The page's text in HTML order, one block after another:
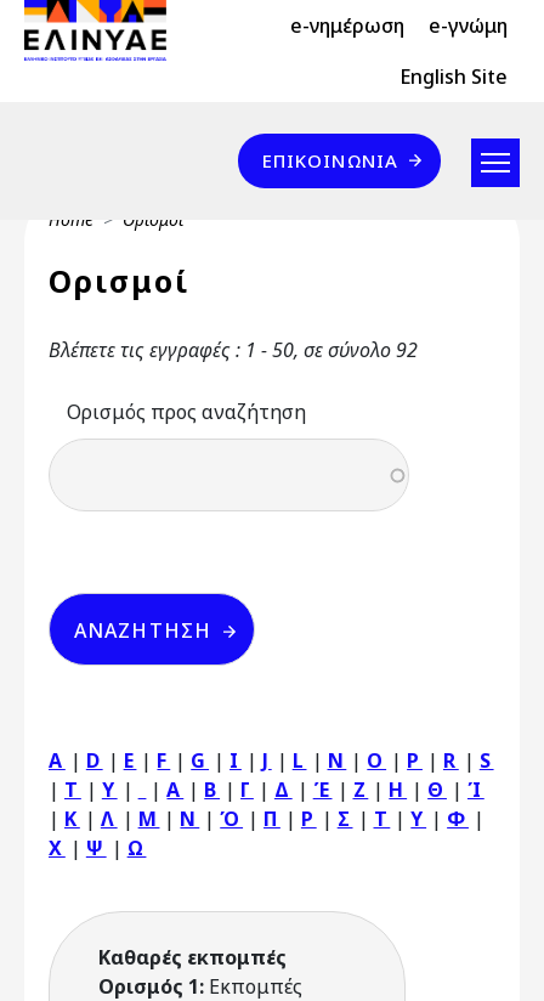
Skip to main content
Header Top 2 e-νημέρωση e-γνώμη
Header Top English Site
Επικοινωνία
ΕΠΙΚΟΙΝΩΝΊΑ
Breadcrumb
Home Ορισμοί
Ορισμοί
Βλέπετε τις εγγραφές : 1 - 50, σε σύνολο 92
Ορισμός προς αναζήτηση
A | D | E | F | G | I | J | L | N | O | P | R | S
| T | Y | |Α | Β | Γ | Δ | Έ | Ζ | Η | Θ | Ί
| Κ | Λ | Μ | Ν |Ό | Π | Ρ | Σ | Τ |Υ | Φ |
Χ | Ψ | Ω
Καθαρές εκπομπές
Ορισμός 1: Εκπομπές